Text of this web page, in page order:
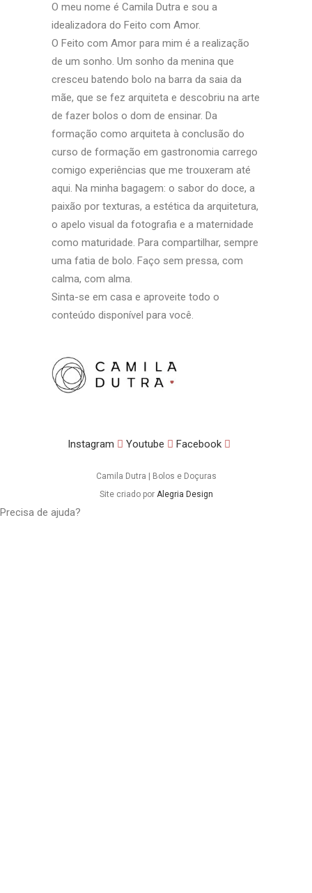
O meu nome é Camila Dutra e sou a
idealizadora do Feito com Amor.
O Feito com Amor para mim é a realização
de um sonho. Um sonho da menina que
cresceu batendo bolo na barra da saia da
mãe, que se fez arquiteta e descobriu na arte
de fazer bolos o dom de ensinar. Da
formação como arquiteta à conclusão do
curso de formação em gastronomia carrego
comigo experiências que me trouxeram até
aqui. Na minha bagagem: o sabor do doce, a
paixão por texturas, a estética da arquitetura,
o apelo visual da fotografia e a maternidade
como maturidade. Para compartilhar, sempre
uma fatia de bolo. Faço sem pressa, com
calma, com alma.
Sinta-se em casa e aproveite todo o
conteúdo disponível para você.
Instagram Youtube Facebook
Camila Dutra | Bolos e Doçuras
Site criado por Alegria Design
Precisa de ajuda?